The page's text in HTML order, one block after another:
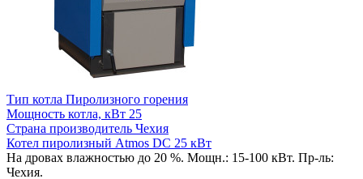
Тип котла Пиролизного горения
Мощность котла, кВт 25
Страна производитель Чехия
Котел пиролизный Atmos DC 25 кВт
На дровах влажностью до 20 %. Мощн.: 15-100 кВт. Пр-ль:
Чехия.